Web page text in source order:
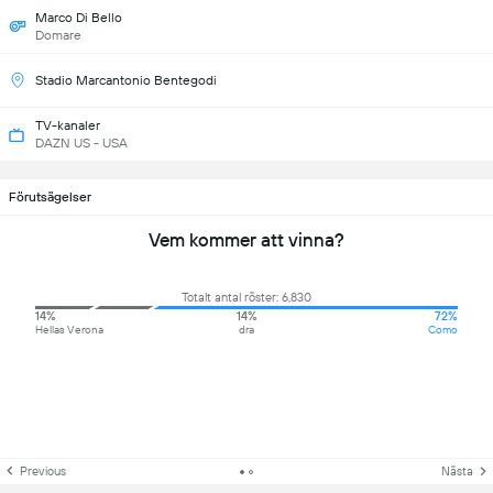
Marco Di Bello
Domare
Stadio Marcantonio Bentegodi
TV-kanaler
DAZN US - USA
Förutsägelser
Vem kommer att vinna?
Totalt antal röster: 6,830
14%
Hellas Verona
14%
dra
72%
Como
Previous Nästa